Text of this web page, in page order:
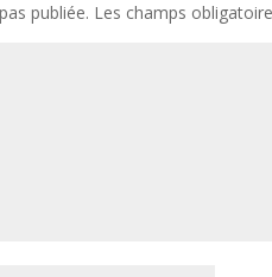
publiée. Les champs